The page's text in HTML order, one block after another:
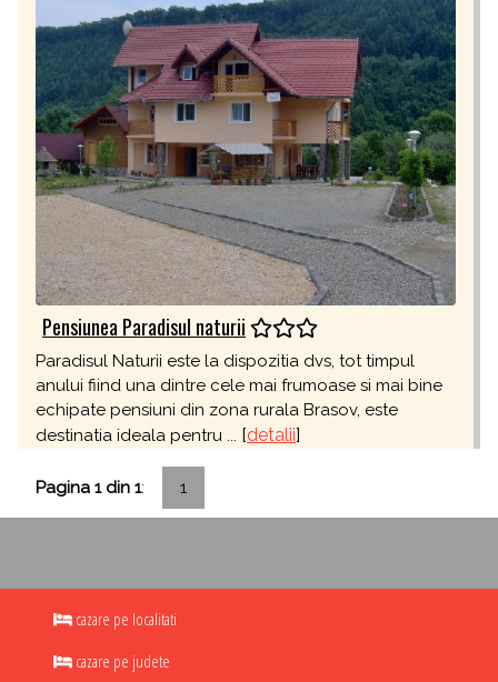
Pensiunea Paradisul naturii
Paradisul Naturii este la dispozitia dvs, tot timpul
anului fiind una dintre cele mai frumoase si mai bine
echipate pensiuni din zona rurala Brasov, este
destinatia ideala pentru ... [detalii]
Pagina 1 din 1: 1
cazare pe localitati
cazare pe judete